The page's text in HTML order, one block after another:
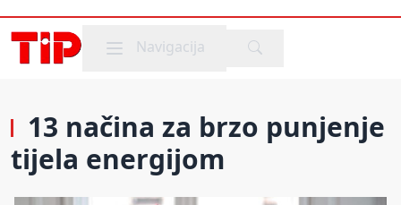
Mobile menu
Navigacija
13 načina za brzo punjenje
tijela energijom